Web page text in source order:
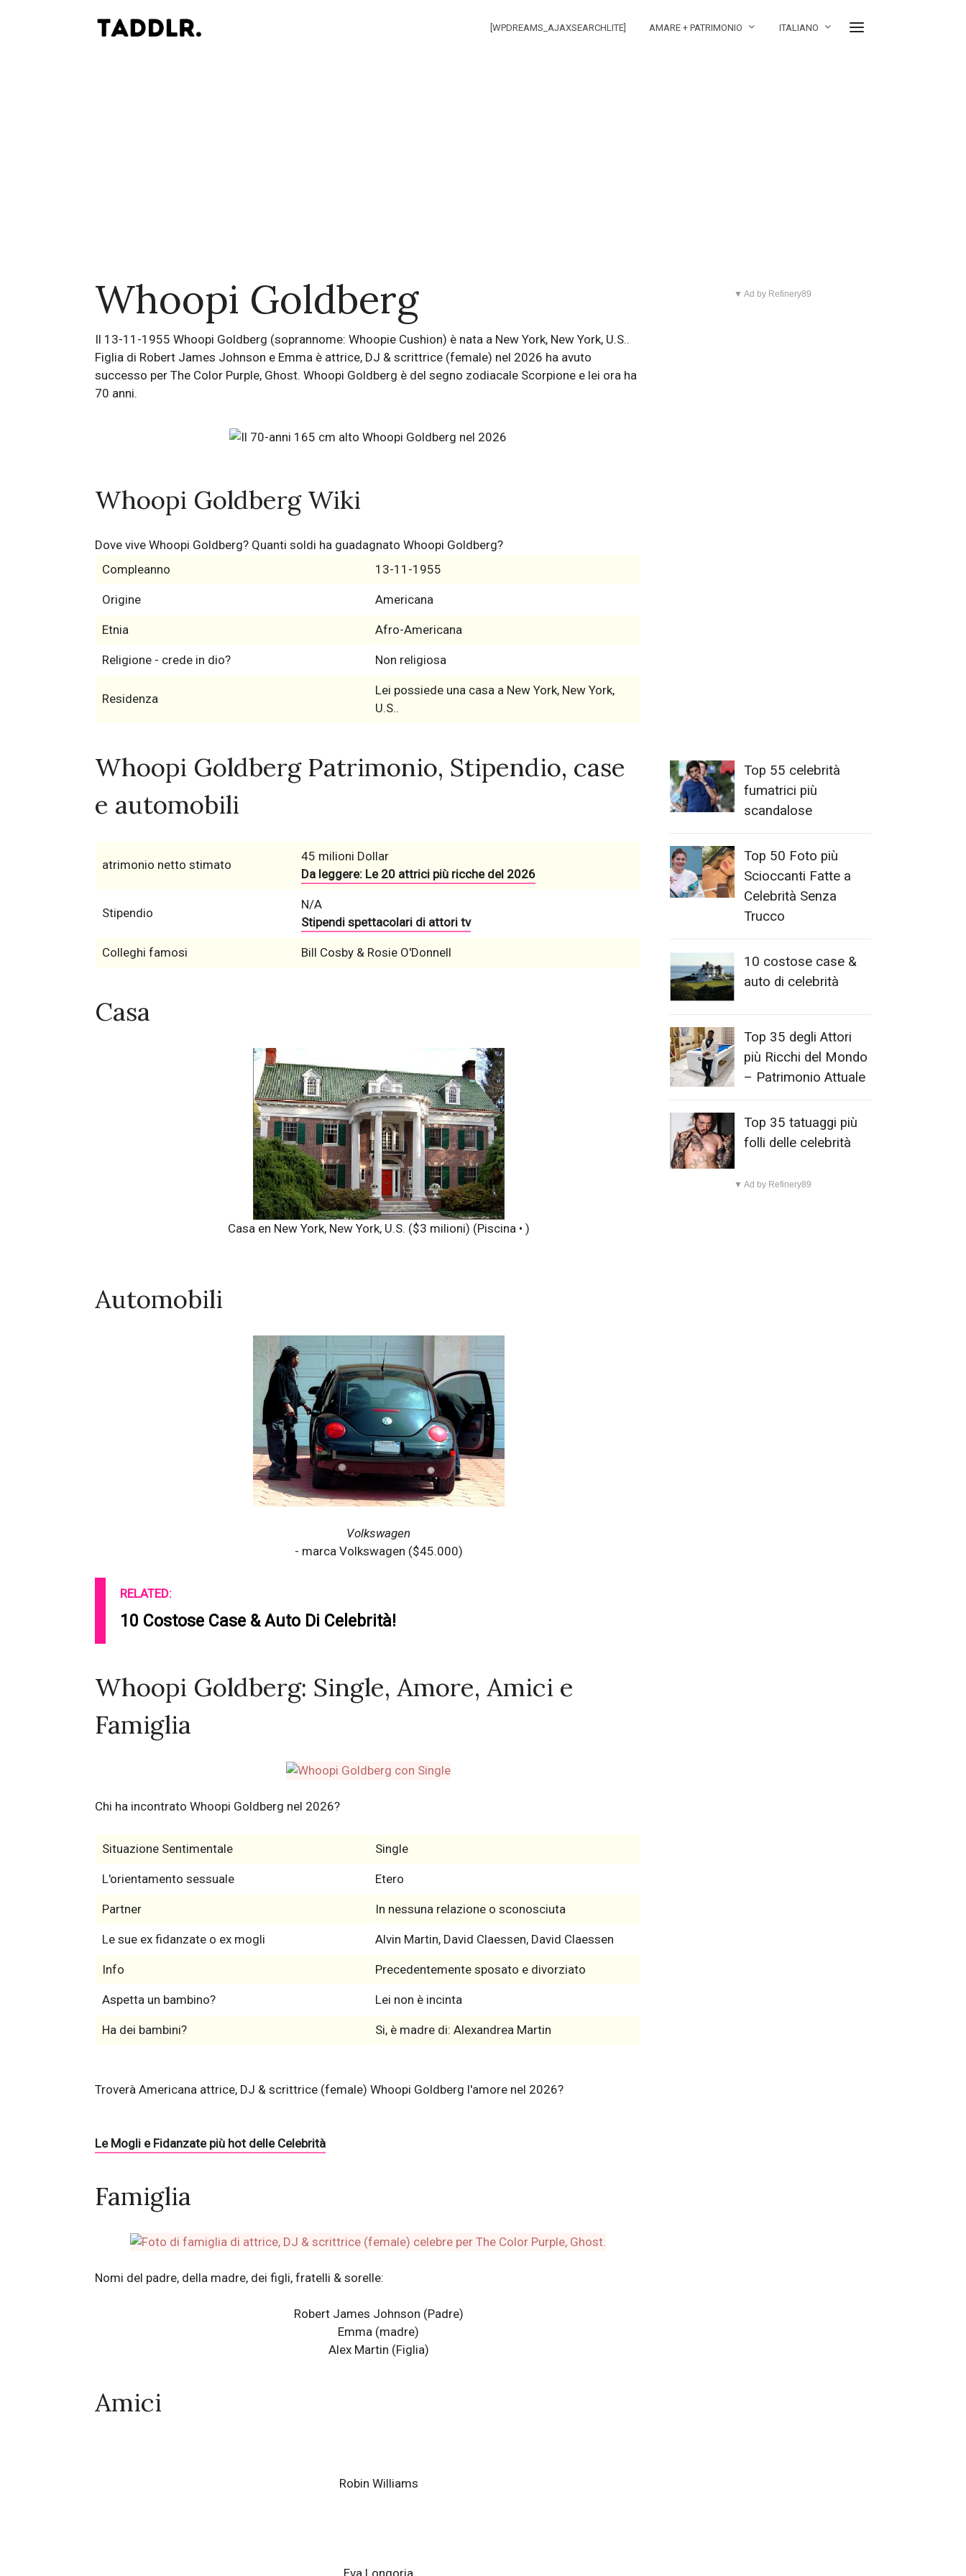
[WPDREAMS_AJAXSEARCHLITE] AMARE + PATRIMONIO ITALIANO
Whoopi Goldberg
Il 13-11-1955 Whoopi Goldberg (soprannome: Whoopie Cushion) è nata a New York, New York, U.S..
Figlia di Robert James Johnson e Emma è attrice, DJ & scrittrice (female) nel 2026 ha avuto
successo per The Color Purple, Ghost. Whoopi Goldberg è del segno zodiacale Scorpione e lei ora ha
70 anni.
Whoopi Goldberg Wiki
Dove vive Whoopi Goldberg? Quanti soldi ha guadagnato Whoopi Goldberg?
Compleanno
13-11-1955
Origine Americana
Etnia Afro-Americana
Religione - crede in dio? Non religiosa
Residenza
Lei possiede una casa a New York, New York,
U.S..
Whoopi Goldberg Patrimonio, Stipendio, case
e automobili
atrimonio netto stimato
45 milioni Dollar
Da leggere: Le 20 attrici più ricche del 2026
Stipendio
N/A
Stipendi spettacolari di attori tv
Colleghi famosi Bill Cosby & Rosie O'Donnell
Casa
Casa en New York, New York, U.S. ($3 milioni) (Piscina • )
Automobili
Volkswagen
- marca Volkswagen ($45.000)
RELATED:
10 Costose Case & Auto Di Celebrità!
Whoopi Goldberg: Single, Amore, Amici e
Famiglia
Chi ha incontrato Whoopi Goldberg nel 2026?
Situazione Sentimentale Single
L'orientamento sessuale Etero
Partner In nessuna relazione o sconosciuta
Le sue ex fidanzate o ex mogli Alvin Martin, David Claessen, David Claessen
Info Precedentemente sposato e divorziato
Aspetta un bambino? Lei non è incinta
Ha dei bambini? Si, è madre di: Alexandrea Martin
Troverà Americana attrice, DJ & scrittrice (female) Whoopi Goldberg l'amore nel 2026?
Le Mogli e Fidanzate più hot delle Celebrità
Famiglia
Nomi del padre, della madre, dei figli, fratelli & sorelle:
Robert James Johnson (Padre)
Emma (madre)
Alex Martin (Figlia)
Amici
Robin Williams
Eva Longoria
▼ Ad by Refinery89
Top 55 celebrità
fumatrici più
scandalose
Top 50 Foto più
Scioccanti Fatte a
Celebrità Senza
Trucco
10 costose case &
auto di celebrità
Top 35 degli Attori
più Ricchi del Mondo
– Patrimonio Attuale
Top 35 tatuaggi più
folli delle celebrità
▼ Ad by Refinery89